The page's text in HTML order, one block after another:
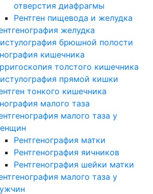
отверстия диафрагмы
Рентген пищевода и желудка
желудка
брюшной полости
кишечника
толстого кишечника
прямой кишки
тонкого кишечника
малого таза
малого таза у
Рентгенография матки
Рентгенография яичников
Рентгенография шейки матки
малого таза у